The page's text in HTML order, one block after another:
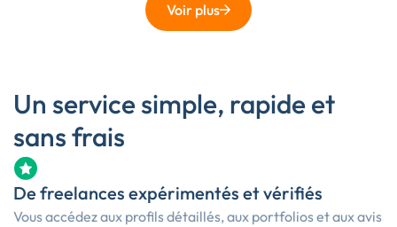
Voir plus
Un service simple, rapide et
sans frais
De freelances expérimentés et vérifiés
Vous accédez aux profils détaillés, aux portfolios et aux avis